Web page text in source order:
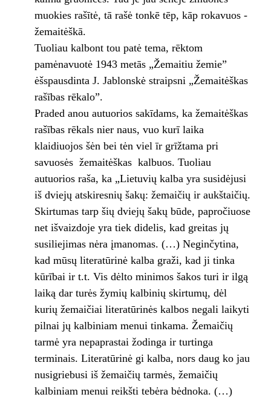
muokies rašītė, tā rašė tonkē tēp, kāp rokavuos ­
žemaitėškā.
Tuoliau kalbont tou patė tema, rēktom
pamėnavuotė 1943 metās „Žemaitiu žemie”
ėšspausdinta J. Jablonskė straipsni „Žemaitėškas
rašības rēkalo”.
Praded anou autuorios sakīdams, ka žemaitėškas
rašības rēkals nier naus, vuo kurī laika
klaidiuojos šėn bei tėn viel īr grīžtama pri
savuosės ­ žemaitėškas ­ kalbuos. Tuoliau
autuorios raša, ka „Lietuvių kalba yra susidėjusi
iš dviejų atskiresnių šakų: žemaičių ir aukštaičių.
Skirtumas tarp šių dviejų šakų būde, papročiuose
net išvaizdoje yra tiek didelis, kad greitas jų
susiliejimas nėra įmanomas. (…) Neginčytina,
kad mūsų literatūrinė kalba graži, kad ji tinka
kūrībai ir t.t. Vis dėlto minimos šakos turi ir ilgą
laiką dar turės žymių kalbinių skirtumų, dėl
kurių žemaičiai literatūrinės kalbos negali laikyti
pilnai jų kalbiniam menui tinkama. Žemaičių
tarmė yra nepaprastai žodinga ir turtinga
terminais. Literatūrinė gi kalba, nors daug ko jau
nusigriebusi iš žemaičių tarmės, žemaičių
kalbiniam menui reikšti tebėra bėdnoka. (…)